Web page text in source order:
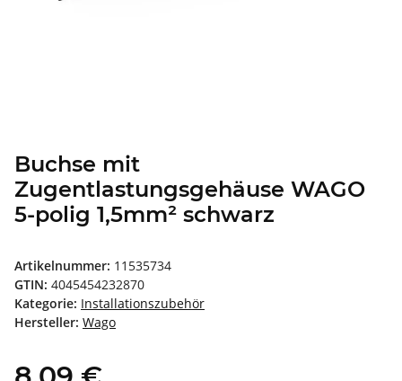
Buchse mit
Zugentlastungsgehäuse WAGO
5-polig 1,5mm² schwarz
Artikelnummer: 11535734
GTIN: 4045454232870
Kategorie: Installationszubehör
Hersteller: Wago